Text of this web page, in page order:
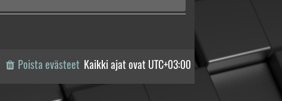
Kaikki ajat ovat UTC+03:00
Poista evästeet